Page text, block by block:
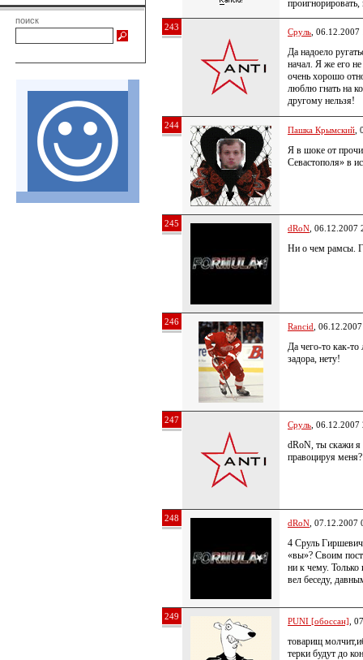
поиск
проигнорировать,
243 Сруль ,
Да надоело
начал. Я же его
очень хорошо
люблю гнать на
другому нельзя!
244 Пашка Крымский
Я в шоке от
Севастополя» в
245 dRoN , 06.12.2007
Ни о чем рамсы.
246 Rancid ,
Да чего-то как-
задора, нету!
247 Сруль ,
dRoN, ты скажи я
правоцируя меня?
248 dRoN , 07.12.2007
4 Сруль
«вы»? Своим
ни к чему.
вел беседу,
249 PUNI [обоссан] ,
товарищ
терки будут до